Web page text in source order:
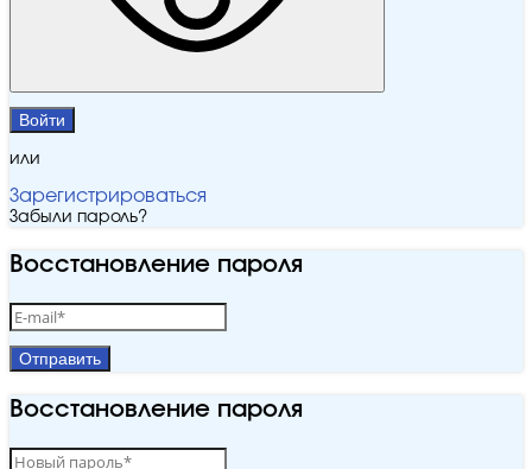
Войти
или
Зарегистрироваться
Забыли пароль?
Восстановление пароля
Отправить
Восстановление пароля